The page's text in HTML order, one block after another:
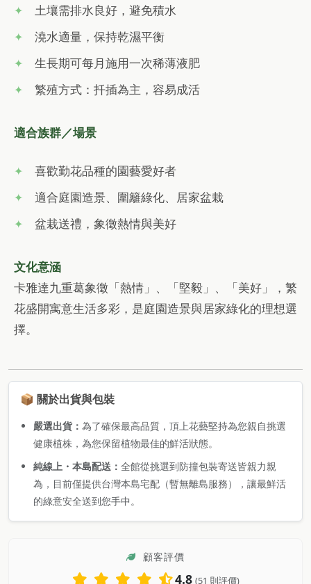
土壤需排水良好，避免積水
澆水適量，保持乾濕平衡
生長期可每月施用一次稀薄液肥
繁殖方式：扦插為主，容易成活
適合族群／場景
喜歡勤花品種的園藝愛好者
適合庭園造景、圍籬綠化、居家盆栽
盆栽送禮，象徵熱情與美好
文化意涵
卡雅達九重葛象徵「熱情」、「堅毅」、「美好」，繁
花盛開寓意生活多彩，是庭園造景與居家綠化的理想選
擇。
📦 關於出貨與包裝
嚴選出貨：為了確保最高品質，頂上花藝堅持為您親自挑選
健康植株，為您保留植物最佳的鮮活狀態。
純線上・本島配送：全館從挑選到防撞包裝寄送皆親力親
為，目前僅提供台灣本島宅配（暫無離島服務），讓最鮮活
的綠意安全送到您手中。
顧客評價
4.8 (51 則評價)